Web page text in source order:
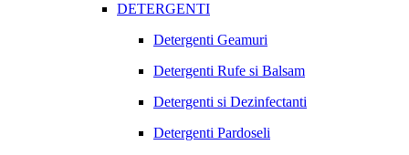
DETERGENTI
Detergenti Geamuri
Detergenti Rufe si Balsam
Detergenti si Dezinfectanti
Detergenti Pardoseli